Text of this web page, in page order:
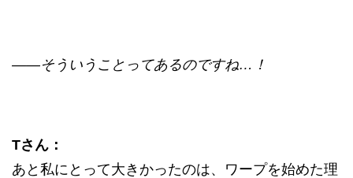
——そういうことってあるのですね…！
Tさん：
あと私にとって大きかったのは、ワープを始めた理